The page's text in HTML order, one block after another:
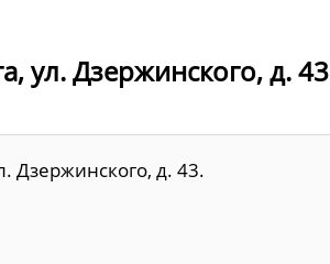
ул. Дзержинского, д. 43
Дзержинского, д. 43.